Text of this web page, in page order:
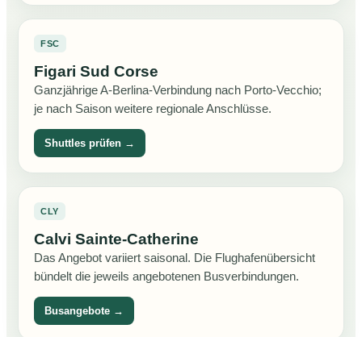
FSC
Figari Sud Corse
Ganzjährige A-Berlina-Verbindung nach Porto-Vecchio;
je nach Saison weitere regionale Anschlüsse.
Shuttles prüfen →
CLY
Calvi Sainte-Catherine
Das Angebot variiert saisonal. Die Flughafenübersicht
bündelt die jeweils angebotenen Busverbindungen.
Busangebote →